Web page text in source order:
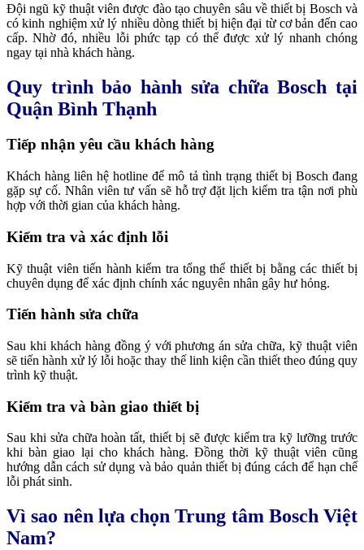
Đội ngũ kỹ thuật viên được đào tạo chuyên sâu về thiết bị Bosch và
có kinh nghiệm xử lý nhiều dòng thiết bị hiện đại từ cơ bản đến cao
cấp. Nhờ đó, nhiều lỗi phức tạp có thể được xử lý nhanh chóng
ngay tại nhà khách hàng.
Quy trình bảo hành sửa chữa Bosch tại
Quận Bình Thạnh
Tiếp nhận yêu cầu khách hàng
Khách hàng liên hệ hotline để mô tả tình trạng thiết bị Bosch đang
gặp sự cố. Nhân viên tư vấn sẽ hỗ trợ đặt lịch kiểm tra tận nơi phù
hợp với thời gian của khách hàng.
Kiểm tra và xác định lỗi
Kỹ thuật viên tiến hành kiểm tra tổng thể thiết bị bằng các thiết bị
chuyên dụng để xác định chính xác nguyên nhân gây hư hỏng.
Tiến hành sửa chữa
Sau khi khách hàng đồng ý với phương án sửa chữa, kỹ thuật viên
sẽ tiến hành xử lý lỗi hoặc thay thế linh kiện cần thiết theo đúng quy
trình kỹ thuật.
Kiểm tra và bàn giao thiết bị
Sau khi sửa chữa hoàn tất, thiết bị sẽ được kiểm tra kỹ lưỡng trước
khi bàn giao lại cho khách hàng. Đồng thời kỹ thuật viên cũng
hướng dẫn cách sử dụng và bảo quản thiết bị đúng cách để hạn chế
lỗi phát sinh.
Vì sao nên lựa chọn Trung tâm Bosch Việt
Nam?